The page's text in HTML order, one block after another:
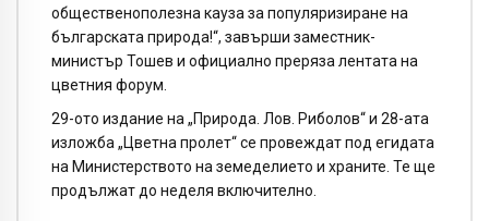
общественополезна кауза за популяризиране на
българската природа!“, завърши заместник-
министър Тошев и официално преряза лентата на
цветния форум.
29-ото издание на „Природа. Лов. Риболов“ и 28-ата
изложба „Цветна пролет“ се провеждат под егидата
на Министерството на земеделието и храните. Те ще
продължат до неделя включително.